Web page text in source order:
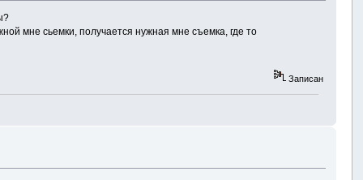
мне сьемки, получается нужная мне съемка, где то
Записан